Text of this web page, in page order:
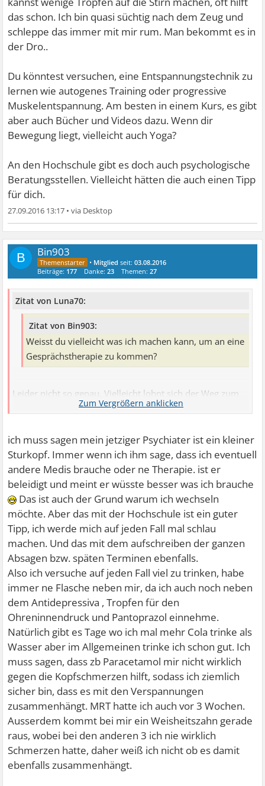
das schon. Ich bin quasi süchtig nach dem Zeug und
schleppe das immer mit mir rum. Man bekommt es in
der Dro..
Du könntest versuchen, eine Entspannungstechnik zu
lernen wie autogenes Training oder progressive
Muskelentspannung. Am besten in einem Kurs, es gibt
aber auch Bücher und Videos dazu. Wenn dir
Bewegung liegt, vielleicht auch Yoga?
An den Hochschule gibt es doch auch psychologische
Beratungsstellen. Vielleicht hätten die auch einen Tipp
für dich.
27.09.2016 13:17 •
B Bin903
• Mitglied seit:03.08.2016
Beiträge: 177 Danke:23 Themen:27
Zitat von Luna70:
Zitat von Bin903:
Weisst du vielleicht was ich machen kann, um an eine
Gesprächstherapie zu kommen?
Leider nicht so genau. Vielleicht lohnt sich der Weg zum
Hausarzt, ich weiß nicht genau ob der auch eine
Psychiater einfach nachfragen. Oft bieten die auch eine
Telefonsprechstunde an, am besten einfach die
Helferinnen fragen wie du ein Rezept für eine
Psychotherapie bekommen kannst bzw. ob du mit dem
Arzt telefonieren kannst. Ich würde dort sagen, dass dein
Zustand so schlecht ist und du mit der Situation so
schlecht zurecht kommst, dass du gerne Unterstützung
hättest.
Eine Liste mit Therapeuten bekommst du von der
Krankenkasse. Die haben leider fast immer Wartezeiten,
deshalb so bald wie möglich anfangen einen Platz zu
suchen. Ganz wichtig: wenn du die Liste abtelefonierst,
alles notieren mit Datum, Uhrzeit, Gesprächspartner,
auch Absagen usw. Eventuell musst du gegenüber der
Krankenkasse mal nachweisen, dass du in angemessener
Zeit keinen Platz gefunden hast. Dann kannst du
möglicherweise zu einem ohne Kassenzulassung gehen.
Trinkst du genug? Kopfschmerzen hängen manchmal
damit zusammen, dass man zu wenig trinkt. Viel Wasser
trinken wäre gut. Kennst du Pfefferminzöl? Du kannst
wenige Tropfen auf die Stirn machen, oft hilft das schon.
ich muss sagen mein jetziger Psychiater ist ein kleiner
Sturkopf. Immer wenn ich ihm sage, dass ich eventuell
andere Medis brauche oder ne Therapie. ist er
beleidigt und meint er wüsste besser was ich brauche
Das ist auch der Grund warum ich wechseln
möchte. Aber das mit der Hochschule ist ein guter
Tipp, ich werde mich auf jeden Fall mal schlau
machen. Und das mit dem aufschreiben der ganzen
Absagen bzw. späten Terminen ebenfalls.
Also ich versuche auf jeden Fall viel zu trinken, habe
immer ne Flasche neben mir, da ich auch noch neben
dem Antidepressiva , Tropfen für den
Ohreninnendruck und Pantoprazol einnehme.
Natürlich gibt es Tage wo ich mal mehr Cola trinke als
Wasser aber im Allgemeinen trinke ich schon gut. Ich
muss sagen, dass zb Paracetamol mir nicht wirklich
gegen die Kopfschmerzen hilft, sodass ich ziemlich
sicher bin, dass es mit den Verspannungen
zusammenhängt. MRT hatte ich auch vor 3 Wochen.
Ausserdem kommt bei mir ein Weisheitszahn gerade
raus, wobei bei den anderen 3 ich nie wirklich
Schmerzen hatte, daher weiß ich nicht ob es damit
ebenfalls zusammenhängt.